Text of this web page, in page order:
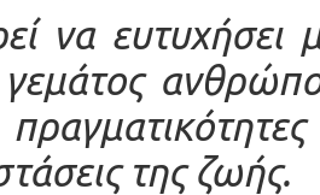
να ευτυχήσει
γεμάτος
της ζωής.